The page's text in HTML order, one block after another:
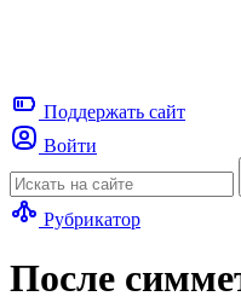
Поддержать сайт
Войти
Рубрикатор
После